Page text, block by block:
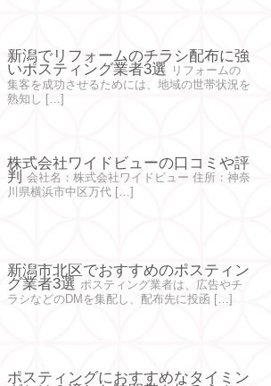
新潟でリフォームのチラシ配布に強
いポスティング業者3選 リフォームの
集客を成功させるためには、地域の世帯状況を
熟知し […]
株式会社ワイドビューの口コミや評
判 会社名：株式会社ワイドビュー 住所：神奈
川県横浜市中区万代 […]
新潟市北区でおすすめのポスティン
グ業者3選 ポスティング業者は、広告やチ
ラシなどのDMを集配し、配布先に投函 […]
ポスティングにおすすめなタイミン